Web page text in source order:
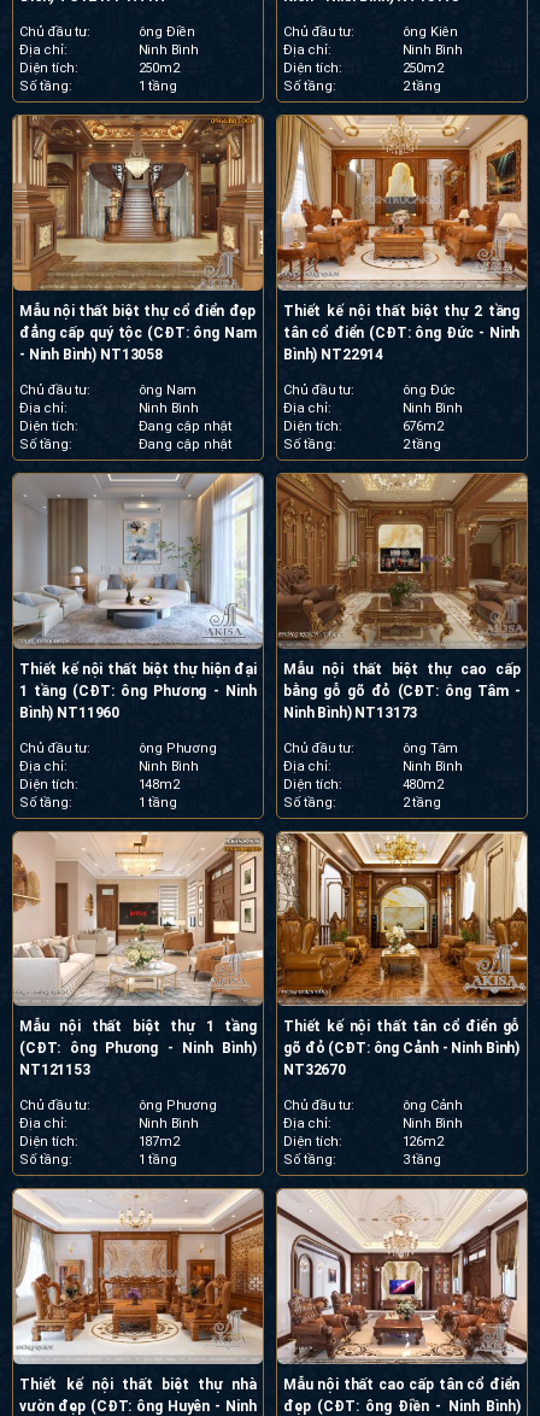
Chủ đầu tư:
ông Điền
Địa chỉ:
Ninh Bình
Diện tích:
250m2
Số tầng:
1 tầng
Chủ đầu tư:
ông Kiên
Địa chỉ:
Ninh Bình
Diện tích:
250m2
Số tầng:
2 tầng
Mẫu nội thất biệt thự cổ điển đẹp
đẳng cấp quý tộc (CĐT: ông Nam
- Ninh Bình) NT13058
Chủ đầu tư:
ông Nam
Địa chỉ:
Ninh Bình
Diện tích:
Đang cập nhật
Số tầng:
Đang cập nhật
Thiết kế nội thất biệt thự 2 tầng
tân cổ điển (CĐT: ông Đức - Ninh
Bình) NT22914
Chủ đầu tư:
ông Đức
Địa chỉ:
Ninh Bình
Diện tích:
676m2
Số tầng:
2 tầng
Thiết kế nội thất biệt thự hiện đại
1 tầng (CĐT: ông Phương - Ninh
Bình) NT11960
Chủ đầu tư:
ông Phương
Địa chỉ:
Ninh Bình
Diện tích:
148m2
Số tầng:
1 tầng
Mẫu nội thất biệt thự cao cấp
bằng gỗ gõ đỏ (CĐT: ông Tâm -
Ninh Bình) NT13173
Chủ đầu tư:
ông Tâm
Địa chỉ:
Ninh Bình
Diện tích:
480m2
Số tầng:
2 tầng
Mẫu nội thất biệt thự 1 tầng
(CĐT: ông Phương - Ninh Bình)
NT121153
Chủ đầu tư:
ông Phương
Địa chỉ:
Ninh Bình
Diện tích:
187m2
Số tầng:
1 tầng
Thiết kế nội thất tân cổ điển gỗ
gõ đỏ (CĐT: ông Cảnh - Ninh Bình)
NT32670
Chủ đầu tư:
ông Cảnh
Địa chỉ:
Ninh Bình
Diện tích:
126m2
Số tầng:
3 tầng
Thiết kế nội thất biệt thự nhà
vườn đẹp (CĐT: ông Huyên - Ninh
Mẫu nội thất cao cấp tân cổ điển
đẹp (CĐT: ông Điền - Ninh Bình)